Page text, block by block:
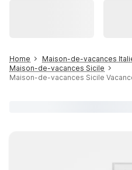
Home
Maison-de-vacances
Maison-de-vacances Sicile
Maison-de-vacances Sicile